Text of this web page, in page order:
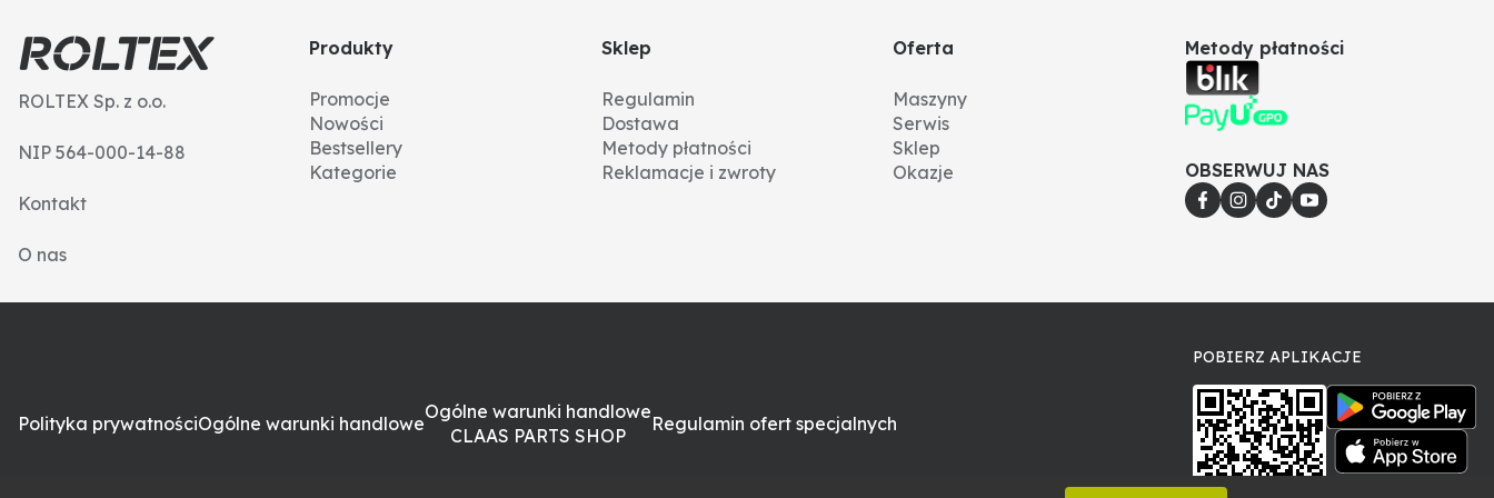
ROLTEX Sp. z o.o.
NIP 564-000-14-88
Kontakt
O nas
Produkty
Promocje
Nowości
Bestsellery
Kategorie
Sklep
Regulamin
Dostawa
Metody płatności
Reklamacje i zwroty
Oferta
Maszyny
Serwis
Sklep
Okazje
Metody płatności
OBSERWUJ NAS
Polityka prywatnościOgólne warunki handlowe
Ogólne warunki handlowe
CLAAS PARTS SHOP
Regulamin ofert specjalnych
POBIERZ APLIKACJE